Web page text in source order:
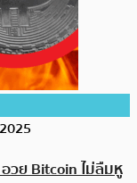
วย Bitcoin ไม่ลืมหู